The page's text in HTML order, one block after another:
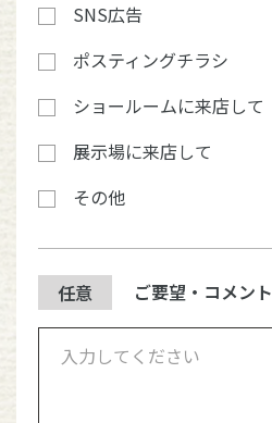
SNS広告
ポスティングチラシ
ショールームに来店して
展示場に来店して
その他
任意 ご要望・コメント